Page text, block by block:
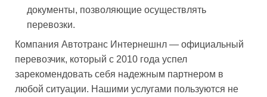
документы, позволяющие осуществлять
перевозки.
Компания Автотранс Интернешнл — официальный
перевозчик, который с 2010 года успел
зарекомендовать себя надежным партнером в
любой ситуации. Нашими услугами пользуются не